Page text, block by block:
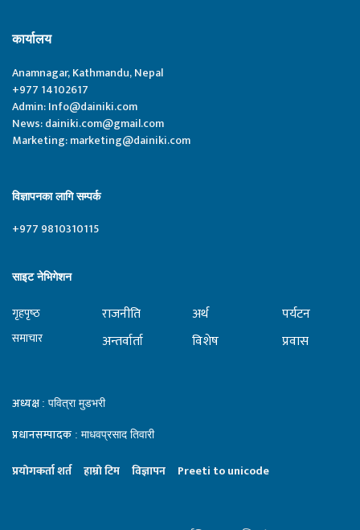
कार्यालय
Anamnagar, Kathmandu, Nepal
+977 14102617
Admin:Info@dainiki.com
News:dainiki.com@gmail.com
Marketing:marketing@dainiki.com
विज्ञापनका लागि सम्पर्क
+977 9810310115
साइट नेभिगेशन
गृहपृष्‍ठ
समाचार
राजनीति
अन्तर्वार्ता
अर्थ
विशेष
पर्यटन
प्रवास
अध्यक्ष : पवित्रा मुडभरी
प्रधानसम्पादक : माधवप्रसाद तिवारी
प्रयाेगकर्ता शर्त हाम्राे टिम विज्ञापन Preeti to unicode